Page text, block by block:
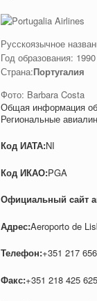
Русскоязычное
Год образования: 1990
Страна:Португалия
Фото: Barbara Costa
Общая информация
Региональные
Код ИАТА:NI
Код ИКАО:PGA
Официальный cайт
Адрес:Aeroporto de
Телефон:+351 217
Факс:+351 218 425 625